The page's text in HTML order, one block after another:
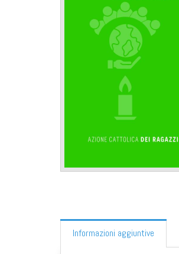
Informazioni aggiuntive